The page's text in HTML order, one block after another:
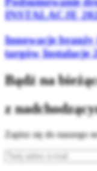
INSTALACJE
Innowacje branży
targów Instalacje
Bądź na
z
Zapisz się do naszego